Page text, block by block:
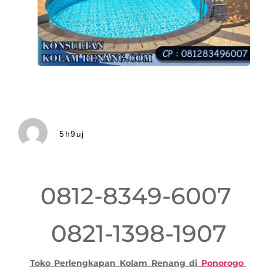
5h9uj
0812-8349-6007
0821-1398-1907
Toko Perlengkapan Kolam Renang di Ponorogo